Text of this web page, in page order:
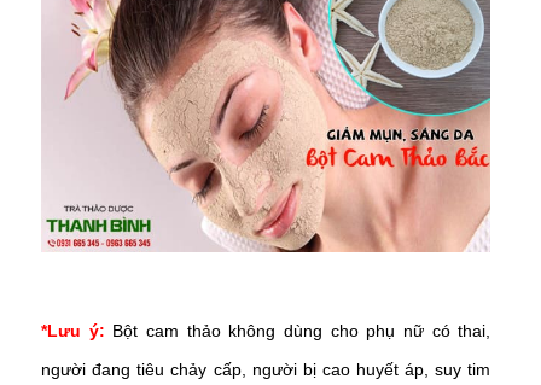
*Lưu ý: Bột cam thảo không dùng cho phụ nữ có thai,
người đang tiêu chảy cấp, người bị cao huyết áp, suy tim